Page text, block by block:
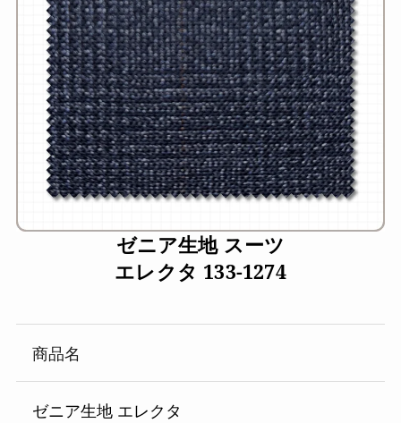
ゼニア生地 スーツ
エレクタ 133-1274
商品名
ゼニア生地 エレクタ